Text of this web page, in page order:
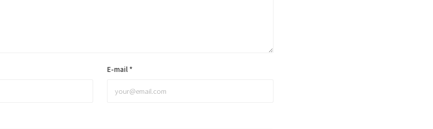
E-mail *